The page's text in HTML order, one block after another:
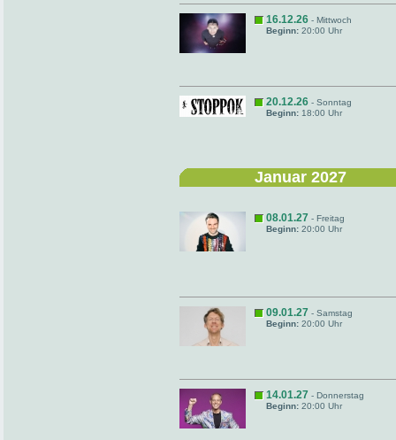
16.12.26 - Mittwoch
Beginn: 20:00 Uhr
20.12.26 - Sonntag
Beginn: 18:00 Uhr
Januar 2027
08.01.27 - Freitag
Beginn: 20:00 Uhr
09.01.27 - Samstag
Beginn: 20:00 Uhr
14.01.27 - Donnerstag
Beginn: 20:00 Uhr